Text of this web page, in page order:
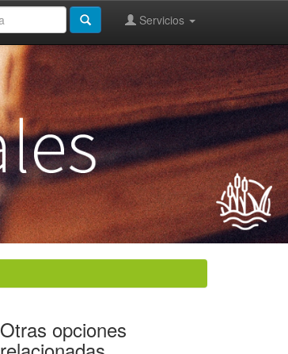
Servicios
Otras opciones